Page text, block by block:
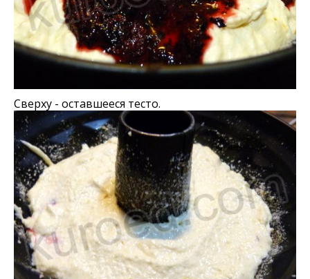
Сверху - оставшееся тесто.